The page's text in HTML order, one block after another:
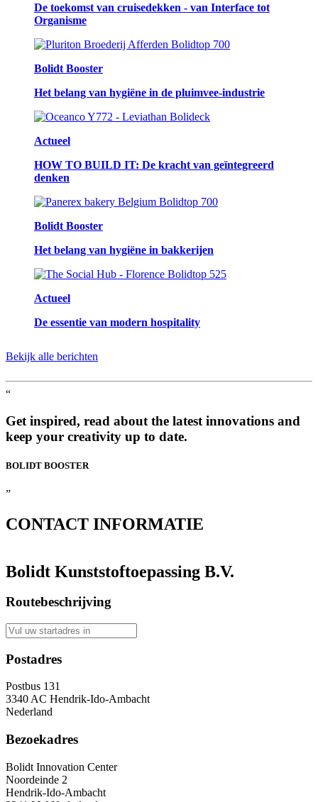
De toekomst van cruisedekken - van Interface tot
Organisme
Bolidt Booster
Het belang van hygiëne in de pluimvee-industrie
Actueel
HOW TO BUILD IT: De kracht van geïntegreerd
denken
Bolidt Booster
Het belang van hygiëne in bakkerijen
Actueel
De essentie van modern hospitality
Bekijk alle berichten
“
Get inspired, read about the latest innovations and
keep your creativity up to date.
BOLIDT BOOSTER
”
CONTACT INFORMATIE
Bolidt Kunststoftoepassing B.V.
Routebeschrijving
Postadres
Postbus 131
3340 AC Hendrik-Ido-Ambacht
Nederland
Bezoekadres
Bolidt Innovation Center
Noordeinde 2
Hendrik-Ido-Ambacht